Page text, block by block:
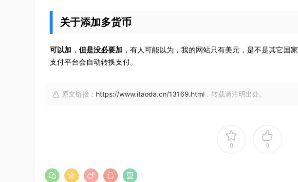
关于添加多货币
可以加 ， 但是没必要加 ，有人可能以为，我的网站只有美元，是不是其它国
支付平台会自动转换支付。
原文链接： https://www.itaoda.cn/13169.html ，转载请注明出处。
0 0